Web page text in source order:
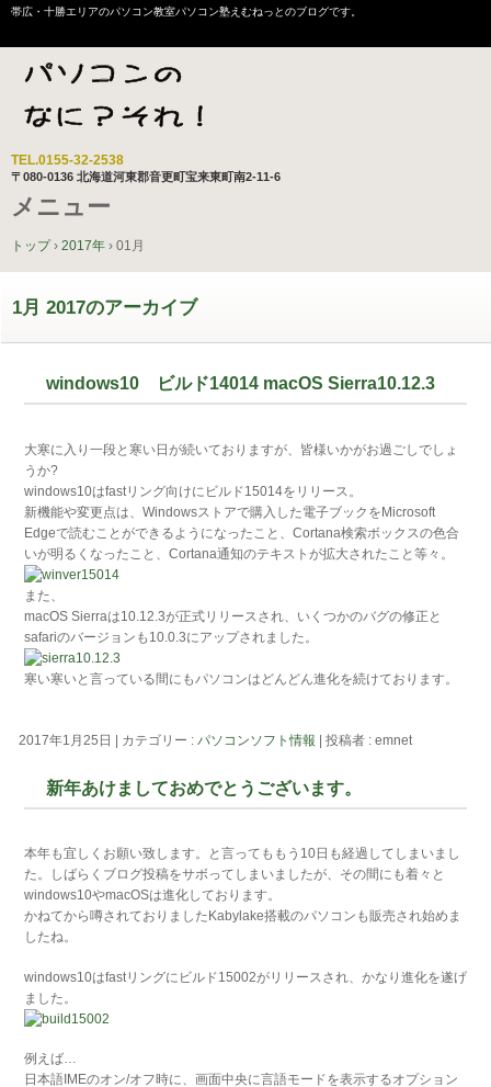
帯広・十勝エリアのパソコン教室パソコン塾えむねっとのブログです。
TEL.0155-32-2538
〒080-0136 北海道河東郡音更町宝来東町南2-11-6
メニュー
ン
プ
トップ › 2017年 › 01月
1月 2017のアーカイブ
windows10 ビルド14014 macOS Sierra10.12.3
大寒に入り一段と寒い日が続いておりますが、皆様いかがお過ごしでしょ
うか?
windows10はfastリング向けにビルド15014をリリース。
新機能や変更点は、Windowsストアで購入した電子ブックをMicrosoft
Edgeで読むことができるようになったこと、Cortana検索ボックスの色合
いが明るくなったこと、Cortana通知のテキストが拡大されたこと等々。
また、
macOS Sierraは10.12.3が正式リリースされ、いくつかのバグの修正と
safariのバージョンも10.0.3にアップされました。
寒い寒いと言っている間にもパソコンはどんどん進化を続けております。
2017年1月25日 カテゴリー :パソコンソフト情報 |投稿者 : emnet
新年あけましておめでとうございます。
本年も宜しくお願い致します。と言ってももう10日も経過してしまいまし
た。しばらくブログ投稿をサボってしまいましたが、その間にも着々と
windows10やmacOSは進化しております。
かねてから噂されておりましたKabylake搭載のパソコンも販売され始めま
したね。
windows10はfastリングにビルド15002がリリースされ、かなり進化を遂げ
ました。
例えば…
日本語IMEのオン/オフ時に、画面中央に言語モードを表示するオプション